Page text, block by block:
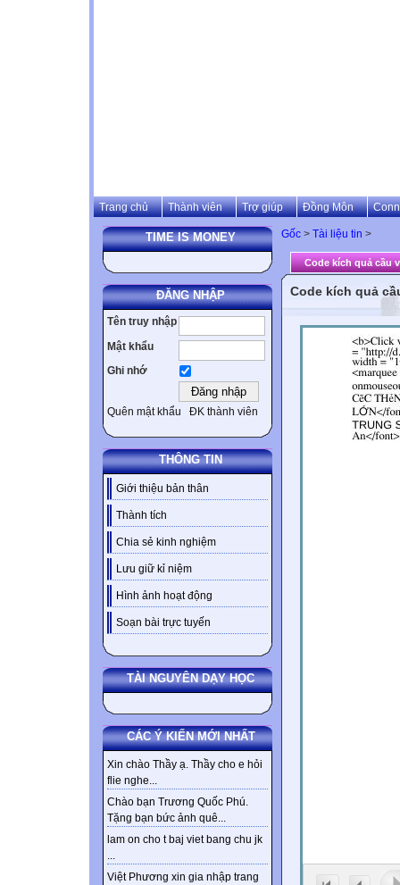
Trang chủ Thành viên Trợ giúp Đồng Môn
TIME IS MONEY
ĐĂNG NHẬP
Tên truy nhập
Mật khẩu
Ghi nhớ
Quên mật khẩu ĐK thành viên
THÔNG TIN
Giới thiệu bản thân
Thành tích
Chia sẻ kinh nghiệm
Lưu giữ kỉ niệm
Hình ảnh hoạt động
Soạn bài trực tuyến
TÀI NGUYÊN DẠY HỌC
CÁC Ý KIẾN MỚI NHẤT
Xin chào Thầy ạ. Thầy cho e hỏi
flie nghe...
Chào bạn Trương Quốc Phú.
Tặng bạn bức ảnh quê...
lam on cho t baj viet bang chu jk
...
Việt Phương xin gia nhập trang
Gốc > Tài liệu tin >
Code kích quả cầu
Code kích quả